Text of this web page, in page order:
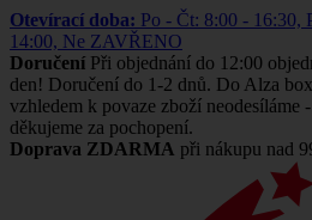
Otevírací doba: Po - Čt: 8:00 - 16:30,
14:00, Ne ZAVŘENO
Doručení Při objednání do 12:00
den! Doručení do 1-2 dnů. Do Alza
vzhledem k povaze zboží neodesíláme
děkujeme za pochopení.
Doprava ZDARMA při nákupu nad